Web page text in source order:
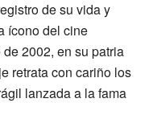
de su vida y
ícono del cine
2002, en su patria
retrata con cariño los
lanzada a la fama